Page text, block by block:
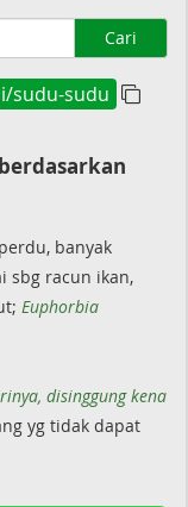
Cari
sudu-sudu
berdasarkan
banyak
sbg racun ikan,
Euphorbia
disinggung kena
yg tidak dapat